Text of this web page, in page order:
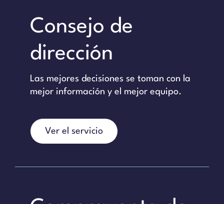
Consejo de
dirección
Las mejores decisiones se toman con la
mejor información y el mejor equipo.
Ver el servicio